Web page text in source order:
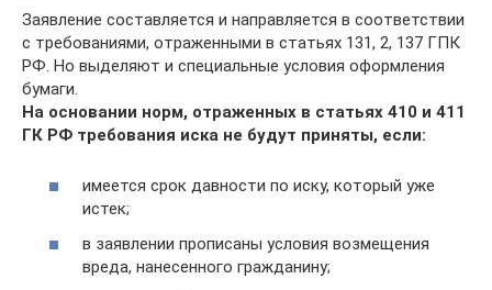
Заявление составляется и направляется в соответствии
с требованиями, отраженными в статьях 131, 2, 137 ГПК
РФ. Но выделяют и специальные условия оформления
бумаги.
На основании норм, отраженных в статьях 410 и 411
ГК РФ требования иска не будут приняты, если:
имеется срок давности по иску, который уже
истек;
в заявлении прописаны условия возмещения
вреда, нанесенного гражданину;